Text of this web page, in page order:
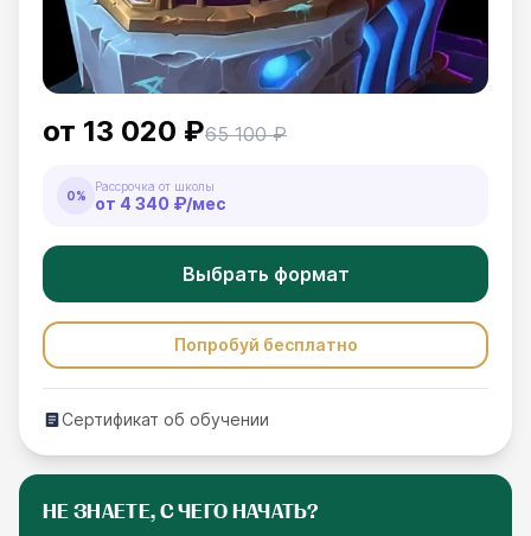
от 13 020 ₽65 100 ₽
0%
Рассрочка от школы
от 4 340 ₽/мес
Выбрать формат
Попробуй бесплатно
Сертификат об обучении
НЕ ЗНАЕТЕ, С ЧЕГО НАЧАТЬ?